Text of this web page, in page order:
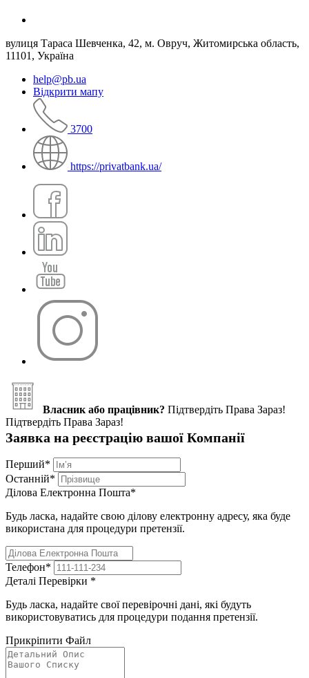
вулиця Тараса Шевченка, 42, м. Овруч, Житомирська область,
11101, Україна
help@pb.ua
Відкрити мапу
3700
https://privatbank.ua/
Власник або працівник? Підтвердіть Права Зараз!
Підтвердіть Права Зараз!
Заявка на реєстрацію вашої Компанії
Перший*
Останній*
Ділова Електронна Пошта*
Будь ласка, надайте свою ділову електронну адресу, яка буде
використана для процедури претензії.
Телефон*
Деталі Перевірки *
Будь ласка, надайте свої перевірочні дані, які будуть
використовуватись для процедури подання претензії.
Прикріпити Файл